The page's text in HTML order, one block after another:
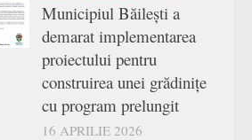
Municipiul Băilești a
demarat implementarea
proiectului pentru
construirea unei grădinițe
cu program prelungit
16 APRILIE 2026